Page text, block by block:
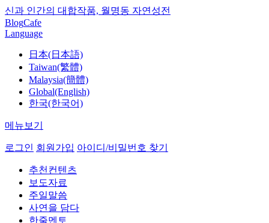
신과 인간의 대합작품, 월명동 자연성전
BlogCafe
Language
日本(日本語)
Taiwan(繁體)
Malaysia(簡體)
Global(English)
한국(한국어)
메뉴보기
로그인 회원가입 아이디/비밀번호 찾기
추천컨텐츠
보도자료
주일말씀
사연을 담다
한줄멘토